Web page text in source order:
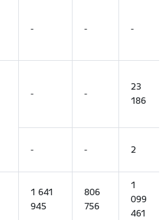
- - -
- -
23
186
- - 2
1 641
945
806
756
1
099
461